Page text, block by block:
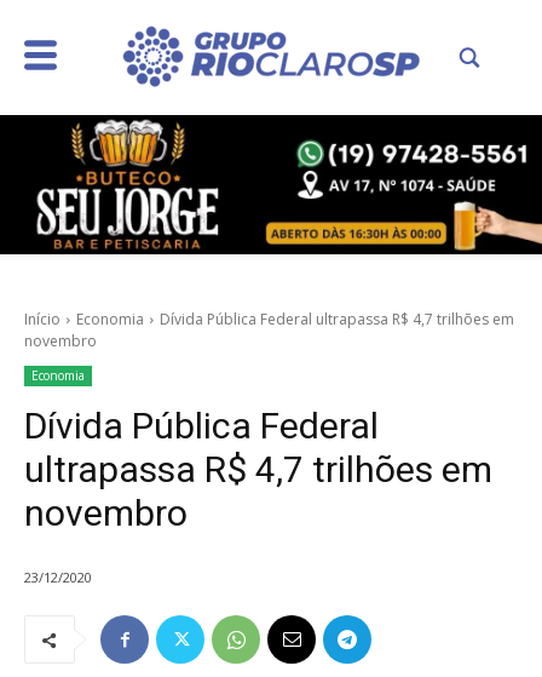
Início Economia
Dívida Pública Federal ultrapassa R$ 4,7 trilhões em
novembro
Economia
Dívida Pública Federal
ultrapassa R$ 4,7 trilhões em
novembro
23/12/2020